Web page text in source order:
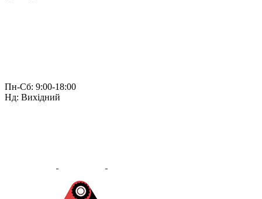
Пн-Сб: 9:00-18:00
Нд: Вихідний